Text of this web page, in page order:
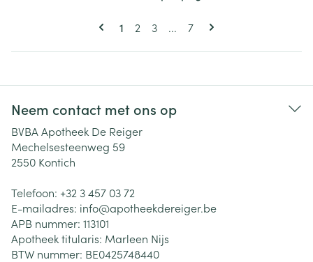
Pagina's
U lees momenteel pagina
1 Pagina
2 Pagina
3 ... Pagina
7
Neem contact met ons op
BVBA Apotheek De Reiger
Mechelsesteenweg 59
2550 Kontich
Telefoon: +32 3 457 03 72
E-mailadres: info@apotheekdereiger.be
APB nummer: 113101
Apotheek titularis: Marleen Nijs
BTW nummer: BE0425748440